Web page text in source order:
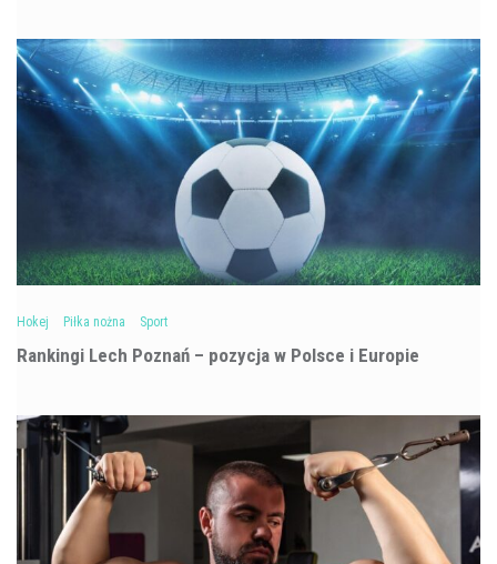
Hokej Piłka nożna Sport
Rankingi Lech Poznań – pozycja w Polsce i Europie